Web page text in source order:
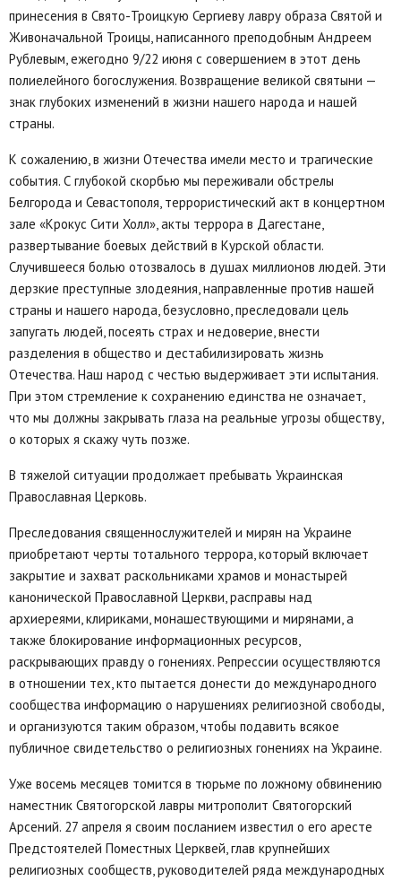
принесения в Свято-Троицкую Сергиеву лавру образа Святой и
Живоначальной Троицы, написанного преподобным Андреем
Рублевым, ежегодно 9/22 июня с совершением в этот день
полиелейного богослужения. Возвращение великой святыни —
знак глубоких изменений в жизни нашего народа и нашей
страны.
К сожалению, в жизни Отечества имели место и трагические
события. С глубокой скорбью мы переживали обстрелы
Белгорода и Севастополя, террористический акт в концертном
зале «Крокус Сити Холл», акты террора в Дагестане,
развертывание боевых действий в Курской области.
Случившееся болью отозвалось в душах миллионов людей. Эти
дерзкие преступные злодеяния, направленные против нашей
страны и нашего народа, безусловно, преследовали цель
запугать людей, посеять страх и недоверие, внести
разделения в общество и дестабилизировать жизнь
Отечества. Наш народ с честью выдерживает эти испытания.
При этом стремление к сохранению единства не означает,
что мы должны закрывать глаза на реальные угрозы обществу,
о которых я скажу чуть позже.
В тяжелой ситуации продолжает пребывать Украинская
Православная Церковь.
Преследования священнослужителей и мирян на Украине
приобретают черты тотального террора, который включает
закрытие и захват раскольниками храмов и монастырей
канонической Православной Церкви, расправы над
архиереями, клириками, монашествующими и мирянами, а
также блокирование информационных ресурсов,
раскрывающих правду о гонениях. Репрессии осуществляются
в отношении тех, кто пытается донести до международного
сообщества информацию о нарушениях религиозной свободы,
и организуются таким образом, чтобы подавить всякое
публичное свидетельство о религиозных гонениях на Украине.
Уже восемь месяцев томится в тюрьме по ложному обвинению
наместник Святогорской лавры митрополит Святогорский
Арсений. 27 апреля я своим посланием известил о его аресте
Предстоятелей Поместных Церквей, глав крупнейших
религиозных сообществ, руководителей ряда международных